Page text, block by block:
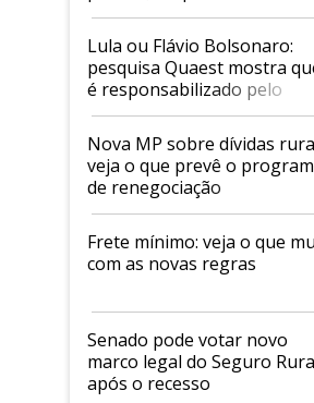
Faesp
Lula ou Flávio Bolsonaro:
pesquisa Quaest mostra
é responsabilizado pelo
tarifaço dos EUA
Nova MP sobre dívidas
veja o que prevê o
de renegociação
Frete mínimo: veja o que
com as novas regras
Senado pode votar novo
marco legal do Seguro
após o recesso